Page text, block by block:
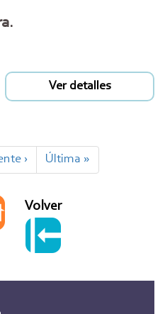
Ver detalles
›
Última
página
Última »
Volver